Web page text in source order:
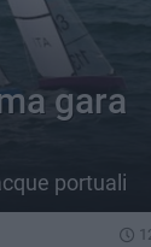
gara
portuali